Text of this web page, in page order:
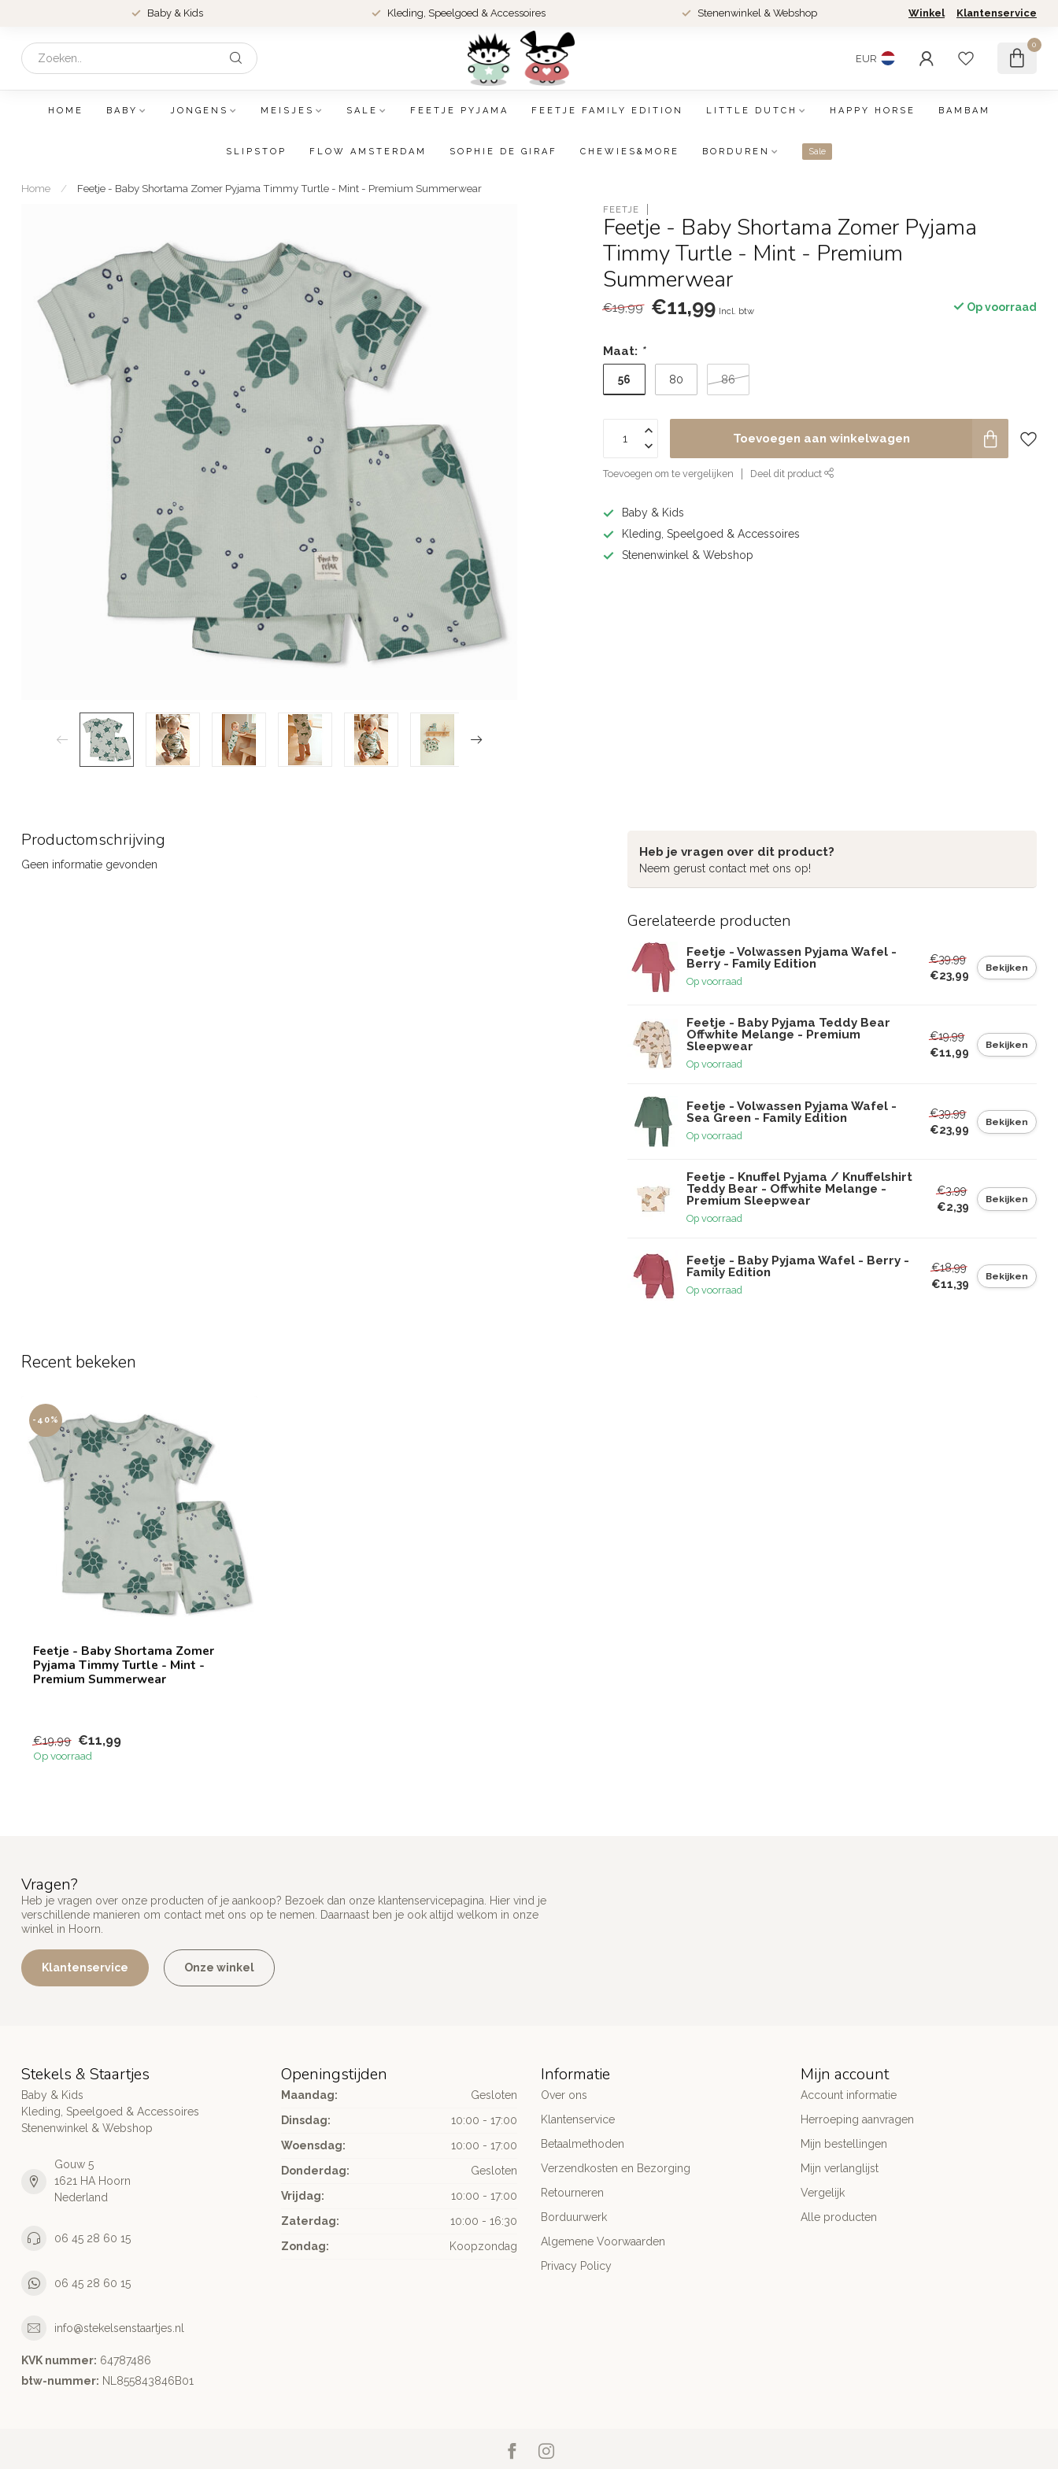
Baby & Kids Kleding, Speelgoed & Accessoires Stenenwinkel & Webshop Winkel Klantenservice
EUR
0
HOME BABY JONGENS MEISJES SALE FEETJE PYJAMA FEETJE FAMILY EDITION LITTLE DUTCH HAPPY HORSE BAMBAM
SLIPSTOP FLOW AMSTERDAM SOPHIE DE GIRAF CHEWIES&MORE BORDUREN Sale
Home / Feetje - Baby Shortama Zomer Pyjama Timmy Turtle - Mint - Premium Summerwear
FEETJE
Feetje - Baby Shortama Zomer Pyjama
Timmy Turtle - Mint - Premium
Summerwear
€19,99 €11,99 Incl. btw Op voorraad
Maat: *
56 80 86
Toevoegen aan winkelwagen
Toevoegen om te vergelijken Deel dit product
Baby & Kids
Kleding, Speelgoed & Accessoires
Stenenwinkel & Webshop
Productomschrijving
Geen informatie gevonden
Heb je vragen over dit product?
Neem gerust contact met ons op!
Gerelateerde producten
Feetje - Volwassen Pyjama Wafel -
Berry - Family Edition
Op voorraad
€39,99
€23,99
Bekijken
Feetje - Baby Pyjama Teddy Bear
Offwhite Melange - Premium
Sleepwear
Op voorraad
€19,99
€11,99
Bekijken
Feetje - Volwassen Pyjama Wafel -
Sea Green - Family Edition
Op voorraad
€39,99
€23,99
Bekijken
Feetje - Knuffel Pyjama / Knuffelshirt
Teddy Bear - Offwhite Melange -
Premium Sleepwear
Op voorraad
€3,99
€2,39
Bekijken
Feetje - Baby Pyjama Wafel - Berry -
Family Edition
Op voorraad
€18,99
€11,39
Bekijken
Recent bekeken
-40%
Feetje - Baby Shortama Zomer
Pyjama Timmy Turtle - Mint -
Premium Summerwear
€19,99 €11,99
Op voorraad
Vragen?
Heb je vragen over onze producten of je aankoop? Bezoek dan onze klantenservicepagina. Hier vind je
verschillende manieren om contact met ons op te nemen. Daarnaast ben je ook altijd welkom in onze
winkel in Hoorn.
Klantenservice Onze winkel
Stekels & Staartjes
Baby & Kids
Kleding, Speelgoed & Accessoires
Stenenwinkel & Webshop
Gouw 5
1621 HA Hoorn
Nederland
06 45 28 60 15
06 45 28 60 15
info@stekelsenstaartjes.nl
KVK nummer: 64787486
btw-nummer: NL855843846B01
Openingstijden
Maandag:
Gesloten
Dinsdag:
10:00 - 17:00
Woensdag:
10:00 - 17:00
Donderdag:
Gesloten
Vrijdag:
10:00 - 17:00
Zaterdag:
10:00 - 16:30
Zondag:
Koopzondag
Informatie
Over ons
Klantenservice
Betaalmethoden
Verzendkosten en Bezorging
Retourneren
Borduurwerk
Algemene Voorwaarden
Privacy Policy
Mijn account
Account informatie
Herroeping aanvragen
Mijn bestellingen
Mijn verlanglijst
Vergelijk
Alle producten